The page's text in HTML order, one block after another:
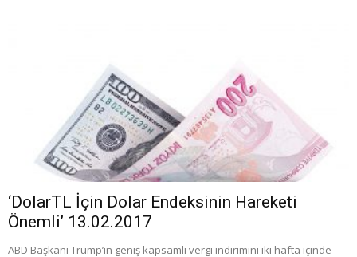
‘DolarTL İçin Dolar Endeksinin Hareketi
Önemli’ 13.02.2017
ABD Başkanı Trump’ın geniş kapsamlı vergi indirimini iki hafta içinde